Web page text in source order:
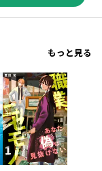
もっと見る